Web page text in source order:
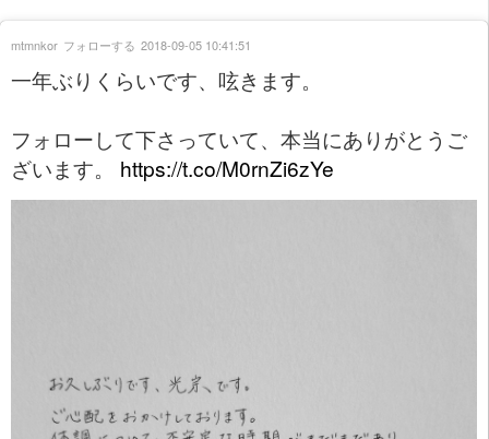
一年ぶりくらいです、呟きます。
フォローして下さっていて、本当にありがとうご
ざいます。 https://t.co/M0rnZi6zYe
mtmnkor フォローする 2018-09-05 10:41:51